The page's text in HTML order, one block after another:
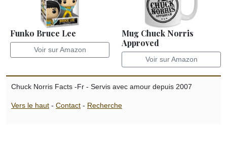
Funko Bruce Lee
Voir sur Amazon
Mug Chuck Norris
Approved
Voir sur Amazon
Chuck Norris Facts -Fr - Servis avec amour depuis 2007
Vers le haut - Contact - Recherche